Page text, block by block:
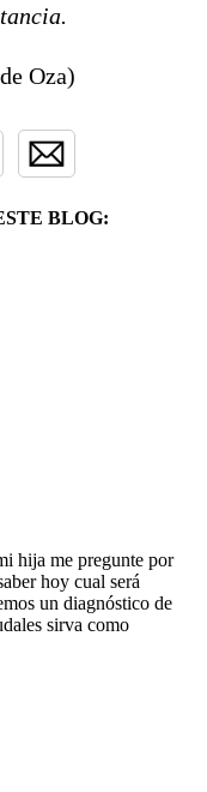
Oza)
BLOG:
hija me pregunte por
hoy cual será
un diagnóstico de
sirva como